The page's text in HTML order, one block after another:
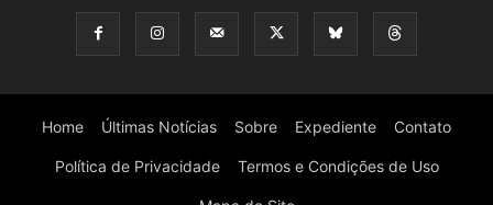
Home Últimas Notícias Sobre Expediente Contato
Política de Privacidade Termos e Condições de Uso